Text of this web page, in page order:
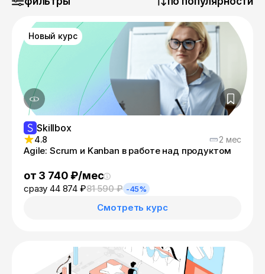
Новый курс
Skillbox
4.8 2 мес
Agile: Scrum и Kanban в работе над продуктом
от 3 740 ₽/мес
сразу 44 874 ₽81 590 ₽ -45%
Смотреть курс